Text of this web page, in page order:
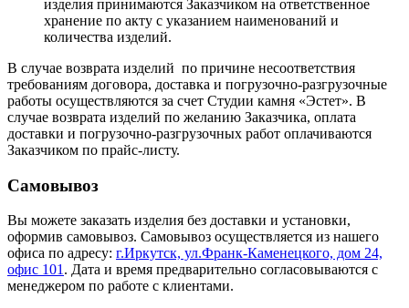
изделия принимаются Заказчиком на ответственное
хранение по акту с указанием наименований и
количества изделий.
В случае возврата изделий по причине несоответствия
требованиям договора, доставка и погрузочно-разгрузочные
работы осуществляются за счет Студии камня «Эстет». В
случае возврата изделий по желанию Заказчика, оплата
доставки и погрузочно-разгрузочных работ оплачиваются
Заказчиком по прайс-листу.
Самовывоз
Вы можете заказать изделия без доставки и установки,
оформив самовывоз. Самовывоз осуществляется из нашего
офиса по адресу: г.Иркутск, ул.Франк-Каменецкого, дом 24,
офис 101 . Дата и время предварительно согласовываются с
менеджером по работе с клиентами.